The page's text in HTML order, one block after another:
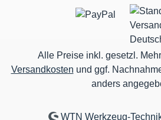
Alle Preise inkl. gesetzl.
Versandkosten und ggf.
anders
WTN Werkzeug-